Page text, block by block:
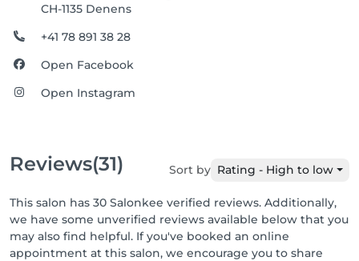
CH-1135 Denens
+41 78 891 38 28
Open Facebook
Open Instagram
Reviews(31) Sort by Rating - High to low
This salon has 30 Salonkee verified reviews. Additionally,
we have some unverified reviews available below that you
may also find helpful. If you've booked an online
appointment at this salon, we encourage you to share